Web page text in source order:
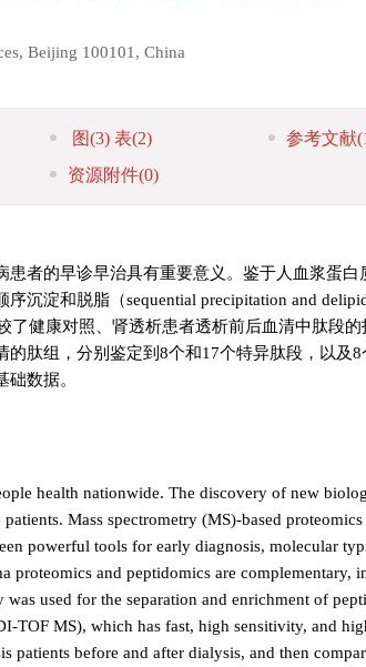
Beijing 100101, China
图(3)表(2) 参考文献
资源附件(0)
者的早诊早治具有重要意义。鉴于人血浆蛋白
淀和脱脂（sequential precipitation and
健康对照、肾透析患者透析前后血清中肽段的
肽组，分别鉴定到8个和17个特异肽段，以及
数据。
health nationwide. The discovery of new
Mass spectrometry (MS)-based
powerful tools for early diagnosis, molecular
proteomics and peptidomics are complementary,
used for the separation and enrichment of
TOF MS), which has fast, high sensitivity, and
patients before and after dialysis, and then